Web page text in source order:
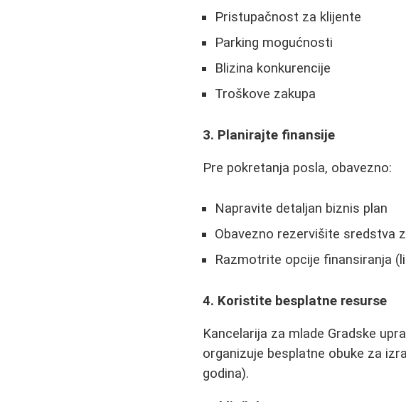
Pristupačnost za klijente
Parking mogućnosti
Blizina konkurencije
Troškove zakupa
3. Planirajte finansije
Pre pokretanja posla, obavezno:
Napravite detaljan biznis plan
Obavezno rezervišite sredstva
Razmotrite opcije finansiranja
4. Koristite besplatne resurse
Kancelarija za mlade Gradske
organizuje besplatne obuke za
godina).